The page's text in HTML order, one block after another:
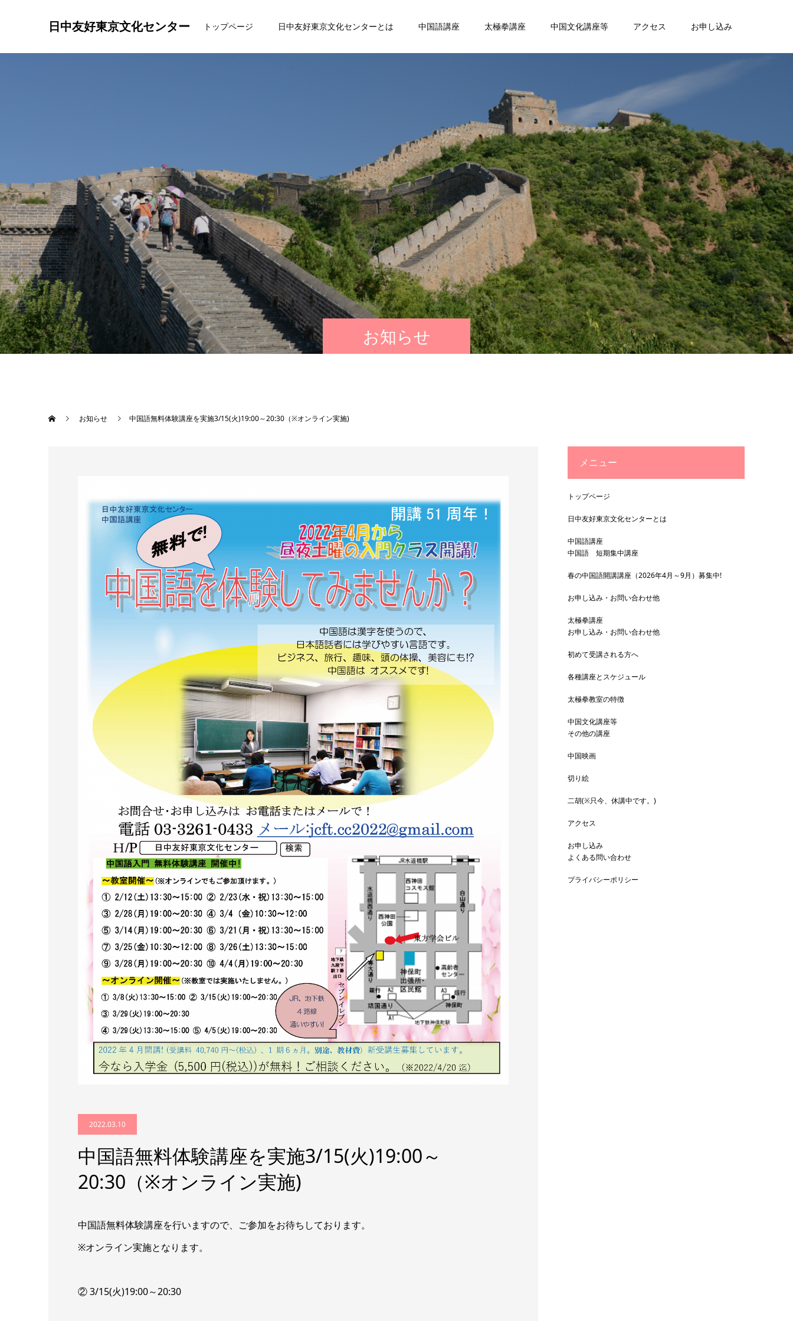
日中友好東京文化センター トップページ 日中友好東京文化センターとは 中国語講座 太極拳講座 中国文化講座等 アクセス お申し込み
お知らせ
お知らせ 中国語無料体験講座を実施3/15(火)19:00～20:30（※オンライン実施)
2022.03.10
中国語無料体験講座を実施3/15(火)19:00～
20:30（※オンライン実施)
中国語無料体験講座を行いますので、ご参加をお待ちしております。
※オンライン実施となります。
② 3/15(火)19:00～20:30
メニュー
トップページ
日中友好東京文化センターとは
中国語講座
中国語 短期集中講座
春の中国語開講講座（2026年4月～9月）募集中!
お申し込み・お問い合わせ他
太極拳講座
お申し込み・お問い合わせ他
初めて受講される方へ
各種講座とスケジュール
太極拳教室の特徴
中国文化講座等
その他の講座
中国映画
切り絵
二胡(※只今、休講中です。)
アクセス
お申し込み
よくある問い合わせ
プライバシーポリシー